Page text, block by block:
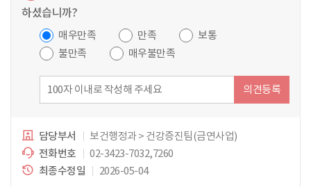
하셨습니까?
매우만족 만족
보통
불만족
매우불만족
의견등록
담당부서
보건행정과 > 건강증진팀(금연사업)
전화번호
02-3423-7032,7260
최종수정일
2026-05-04